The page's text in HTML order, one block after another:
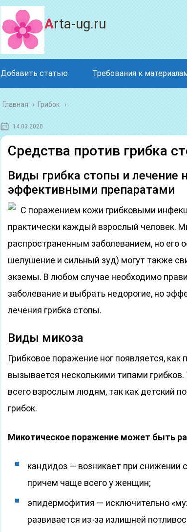
Arta-ug.ru
Добавить статью Требования к
Главная › Грибок
14.03.2020
Средства против грибка
Виды грибка стопы и лечение
эффективными препаратами
С поражением кожи грибковыми
практически каждый взрослый человек.
распространенным заболеванием, но
шелушение и сильный зуд) могут также
экземы. В любом случае необходимо
заболевание и выбрать недорогие, но
лечения грибка стопы.
Виды микоза
Грибковое поражение ног появляется,
вызывается несколькими типами
всего взрослым людям, так как детский
грибок.
Микотическое поражение может быть
кандидоз — возникает при снижении
причем чаще всего у женщин;
эпидермофития — исключительно
развивается из-за излишней